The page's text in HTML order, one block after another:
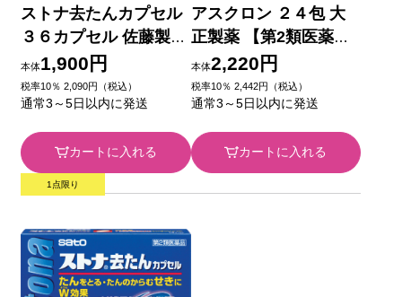
ストナ去たんカプセル
３６カプセル 佐藤製薬
【第2類医薬品】
本体1,900円
税率10％ 2,090円（税込）
通常3～5日以内に発送
カートに入れる
アスクロン ２４包 大
正製薬 【第2類医薬
品】
本体2,220円
税率10％ 2,442円（税込）
通常3～5日以内に発送
カートに入れる
1点限り